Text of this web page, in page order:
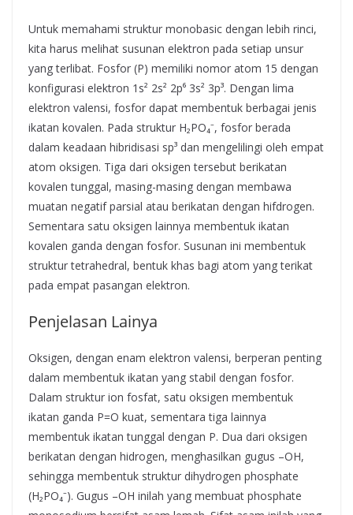
Untuk memahami struktur monobasic dengan lebih rinci,
kita harus melihat susunan elektron pada setiap unsur
yang terlibat. Fosfor (P) memiliki nomor atom 15 dengan
konfigurasi elektron 1s² 2s² 2p⁶ 3s² 3p³. Dengan lima
elektron valensi, fosfor dapat membentuk berbagai jenis
ikatan kovalen. Pada struktur H₂PO₄⁻, fosfor berada
dalam keadaan hibridisasi sp³ dan mengelilingi oleh empat
atom oksigen. Tiga dari oksigen tersebut berikatan
kovalen tunggal, masing-masing dengan membawa
muatan negatif parsial atau berikatan dengan hifdrogen.
Sementara satu oksigen lainnya membentuk ikatan
kovalen ganda dengan fosfor. Susunan ini membentuk
struktur tetrahedral, bentuk khas bagi atom yang terikat
pada empat pasangan elektron.
Penjelasan Lainya
Oksigen, dengan enam elektron valensi, berperan penting
dalam membentuk ikatan yang stabil dengan fosfor.
Dalam struktur ion fosfat, satu oksigen membentuk
ikatan ganda P=O kuat, sementara tiga lainnya
membentuk ikatan tunggal dengan P. Dua dari oksigen
berikatan dengan hidrogen, menghasilkan gugus –OH,
sehingga membentuk struktur dihydrogen phosphate
(H₂PO₄⁻). Gugus –OH inilah yang membuat phosphate